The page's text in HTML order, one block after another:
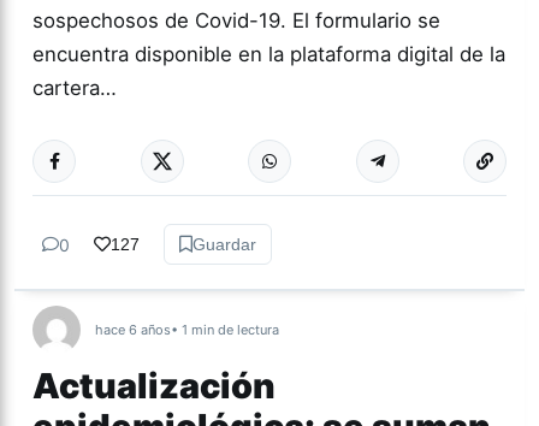
sospechosos de Covid-19. El formulario se
encuentra disponible en la plataforma digital de la
cartera…
0 127 Guardar
hace 6 años• 1 min de lectura
Actualización